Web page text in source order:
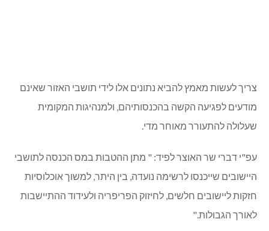
צריך לעשות מאמץ להביא נתונים אלו לידי תושבי האזור שאינם
מודעים לפגיעה הקשה בהכנסותיהם, ולמנהיגות המקומית
שעלולה להתעורר מאוחר מדי.
עפ"י דברי שר האוצר לפיד: " מתן ההטבות במס הכנסה לתושבי
היישובים שייכנסו לרשימה נועדה, בין היתר, למשוך אוכלוסיות
חזקות ליישובים חלשים, לחיזוק הפריפריה ולעידוד ההתיישבות
לאורך הגבולות."